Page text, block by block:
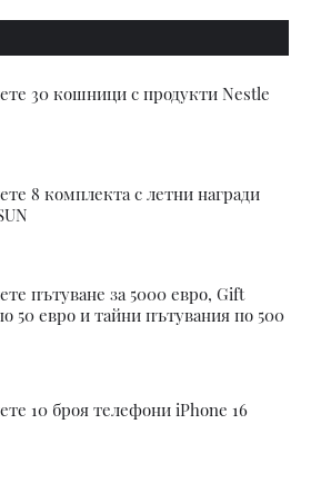
30 кошници с продукти Nestle
8 комплекта с летни награди
пътуване за 5000 евро, Gift
50 евро и тайни пътувания по 500
10 броя телефони iPhone 16